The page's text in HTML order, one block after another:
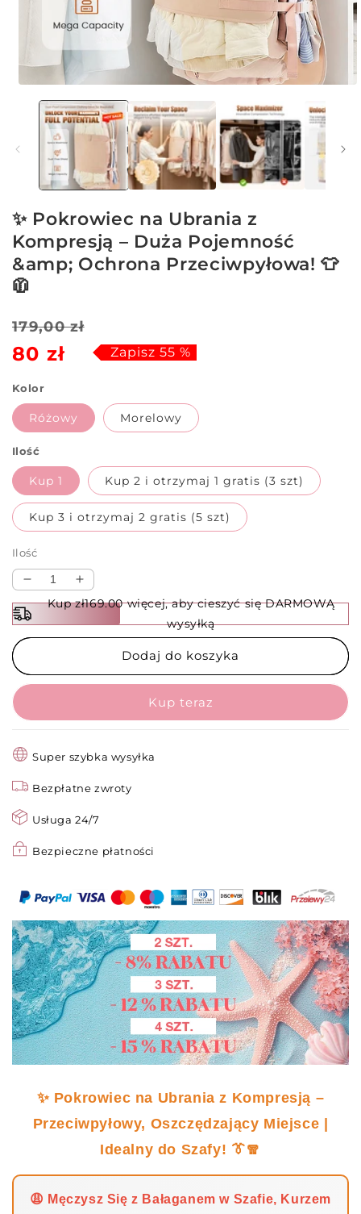
multimedia
modalnym
✨ Pokrowiec na Ubrania z
Kompresją – Duża Pojemność
&amp; Ochrona Przeciwpyłowa! 👕
🧥
80 zł
Cena
regularna
179,00 zł
Cena
sprzedażyZapisz 55 %
Kolor
Różowy Morelowy
Ilość
Kup 1 Kup 2 i otrzymaj 1 gratis (3 szt)
Kup 3 i otrzymaj 2 gratis (5 szt)
Ilość
Zmniejsz
ilość
dla
✨
na
Ubrania
Kompresją
Duża
&amp;
Przeciwpyłowa!
🧥
Zwiększ
ilość
✨
Pokrowiec
na
Ubrania
Kompresją
Duża
&amp;
Przeciwpyłowa!
🧥
Kup zł169.00 więcej, aby cieszyć się DARMOWĄ
wysyłką
Dodaj do koszyka
Super szybka wysyłka
Bezpłatne zwroty
Usługa 24/7
Bezpieczne płatności
✨ Pokrowiec na Ubrania z Kompresją –
Przeciwpyłowy, Oszczędzający Miejsce |
Idealny do Szafy! 👔🧣
😩 Męczysz Się z Bałaganem w Szafie, Kurzem